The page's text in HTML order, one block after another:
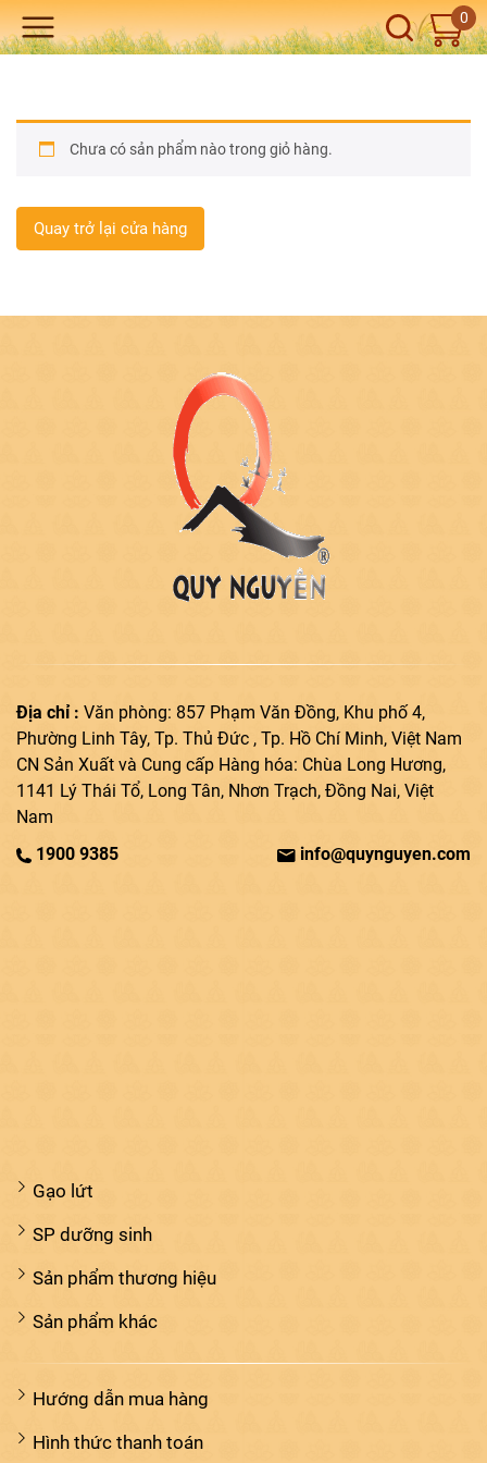
0
Chưa có sản phẩm nào trong giỏ hàng.
Quay trở lại cửa hàng
Địa chỉ : Văn phòng: 857 Phạm Văn Đồng, Khu phố 4,
Phường Linh Tây, Tp. Thủ Đức , Tp. Hồ Chí Minh, Việt Nam
CN Sản Xuất và Cung cấp Hàng hóa: Chùa Long Hương,
1141 Lý Thái Tổ, Long Tân, Nhơn Trạch, Đồng Nai, Việt
Nam
1900 9385
info@quynguyen.com
Gạo lứt
SP dưỡng sinh
Sản phẩm thương hiệu
Sản phẩm khác
Hướng dẫn mua hàng
Hình thức thanh toán